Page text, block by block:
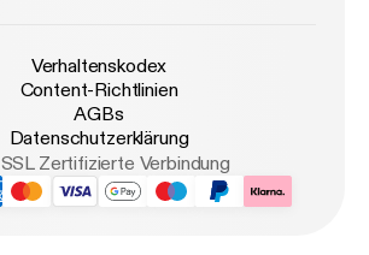
Verhaltenskodex
Content-Richtlinien
AGBs
Datenschutzerklärung
SSL Zertifizierte Verbindung